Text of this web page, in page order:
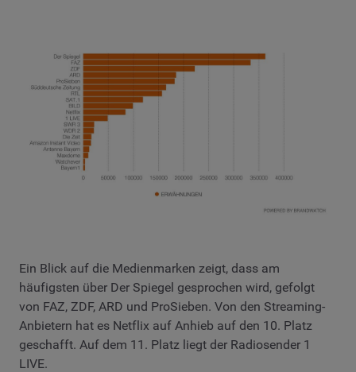
Ein Blick auf die Medienmarken zeigt, dass am
häufigsten über Der Spiegel gesprochen wird, gefolgt
von FAZ, ZDF, ARD und ProSieben. Von den Streaming-
Anbietern hat es Netflix auf Anhieb auf den 10. Platz
geschafft. Auf dem 11. Platz liegt der Radiosender 1
LIVE.